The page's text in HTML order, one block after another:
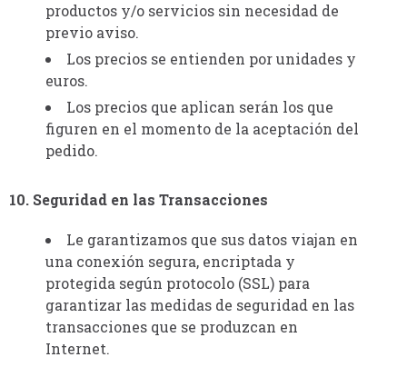
productos y/o servicios sin necesidad de
previo aviso.
Los precios se entienden por unidades y
euros.
Los precios que aplican serán los que
figuren en el momento de la aceptación del
pedido.
10. Seguridad en las Transacciones
Le garantizamos que sus datos viajan en
una conexión segura, encriptada y
protegida según protocolo (SSL) para
garantizar las medidas de seguridad en las
transacciones que se produzcan en
Internet.